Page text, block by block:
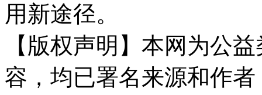
用新途径。
【版权声明】本网为公
容，均已署名来源和作